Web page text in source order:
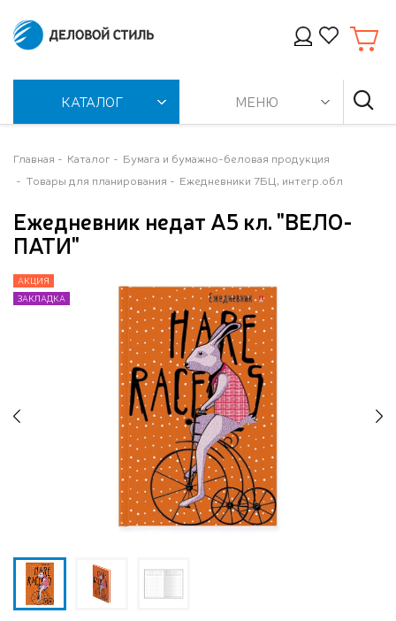
КАТАЛОГ МЕНЮ
Главная Каталог
Бумага и бумажно-беловая продукция
Товары для планирования
Ежедневники 7БЦ, интегр.обл
Ежедневник недат А5 кл. "ВЕЛО-
ПАТИ"
АКЦИЯ
ЗАКЛАДКА
АКЦИЯ
ЗАКЛАДКА
АКЦИЯ
ЗАКЛАДКА
АКЦИЯ
ЗАКЛАДКА